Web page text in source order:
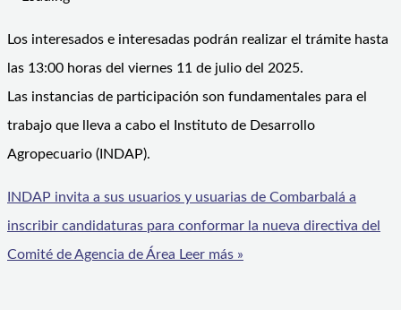
Los interesados e interesadas podrán realizar el trámite hasta
las 13:00 horas del viernes 11 de julio del 2025.
Las instancias de participación son fundamentales para el
trabajo que lleva a cabo el Instituto de Desarrollo
Agropecuario (INDAP).
INDAP invita a sus usuarios y usuarias de Combarbalá a
inscribir candidaturas para conformar la nueva directiva del
Comité de Agencia de Área Leer más »